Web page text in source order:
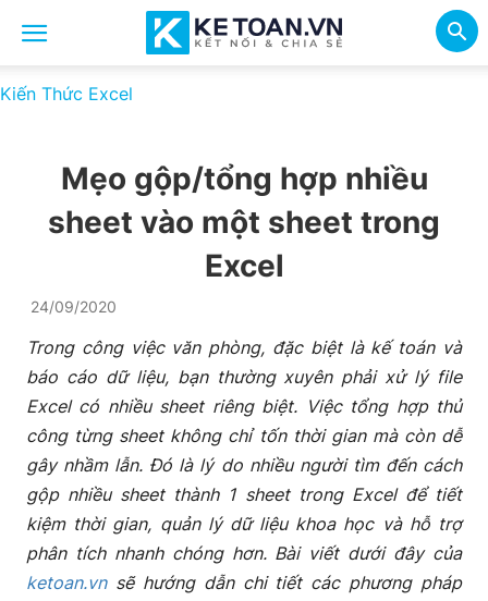
Kiến Thức Excel
Mẹo gộp/tổng hợp nhiều
sheet vào một sheet trong
Excel
24/09/2020
Trong công việc văn phòng, đặc biệt là kế toán và
báo cáo dữ liệu, bạn thường xuyên phải xử lý file
Excel có nhiều sheet riêng biệt. Việc tổng hợp thủ
công từng sheet không chỉ tốn thời gian mà còn dễ
gây nhầm lẫn. Đó là lý do nhiều người tìm đến cách
gộp nhiều sheet thành 1 sheet trong Excel để tiết
kiệm thời gian, quản lý dữ liệu khoa học và hỗ trợ
phân tích nhanh chóng hơn. Bài viết dưới đây của
ketoan.vnsẽ hướng dẫn chi tiết các phương pháp